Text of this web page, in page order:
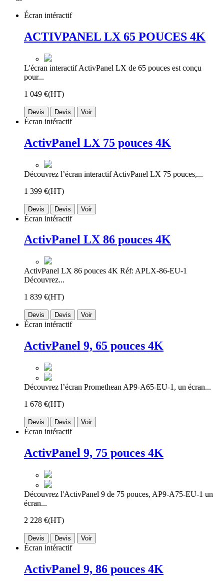
Écran intéractif
ACTIVPANEL LX 65 POUCES 4K
L'écran interactif ActivPanel LX de 65 pouces est conçu
pour...
1 049 €(HT)
Devis Devis Voir
Écran intéractif
ActivPanel LX 75 pouces 4K
Découvrez l’écran interactif ActivPanel LX 75 pouces,...
1 399 €(HT)
Devis Devis Voir
Écran intéractif
ActivPanel LX 86 pouces 4K
ActivPanel LX 86 pouces 4K Réf: APLX-86-EU-1
Découvrez...
1 839 €(HT)
Devis Devis Voir
Écran intéractif
ActivPanel 9, 65 pouces 4K
Découvrez l’écran Promethean AP9-A65-EU-1, un écran...
1 678 €(HT)
Devis Devis Voir
Écran intéractif
ActivPanel 9, 75 pouces 4K
Découvrez l'ActivPanel 9 de 75 pouces, AP9-A75-EU-1 un
écran...
2 228 €(HT)
Devis Devis Voir
Écran intéractif
ActivPanel 9, 86 pouces 4K